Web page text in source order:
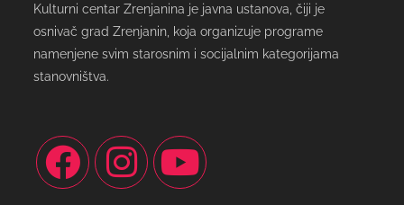
Kulturni centar Zrenjanina je javna ustanova, čiji je
osnivač grad Zrenjanin, koja organizuje programe
namenjene svim starosnim i socijalnim kategorijama
stanovništva.